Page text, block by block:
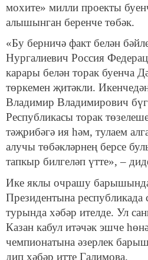
мохите» милли проекты
алышынган беренче төбәк.
«Бу берничә факт белән
Нургалиевич Россия
карары белән торак буенча
төркемен җитәкли.
Владимир Владимирович
Республикасы торак
тәҗрибәгә ия һәм, тулаем
алучы төбәкләрнең берсе
тапкыр билгеләп үтте», –
Ике яклы очрашу
Президентына республикада
турында хәбәр ителде. Ул
Казан кабул итәчәк эшче
чемпионатына әзерлек
дип хәбәр итте Галимова.